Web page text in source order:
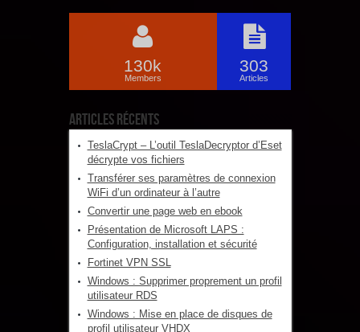
130k
Members
303
Articles
Articles récents
TeslaCrypt – L’outil TeslaDecryptor d’Eset
décrypte vos fichiers
Transférer ses paramètres de connexion
WiFi d’un ordinateur à l’autre
Convertir une page web en ebook
Présentation de Microsoft LAPS :
Configuration, installation et sécurité
Fortinet VPN SSL
Windows : Supprimer proprement un profil
utilisateur RDS
Windows : Mise en place de disques de
profil utilisateur VHDX